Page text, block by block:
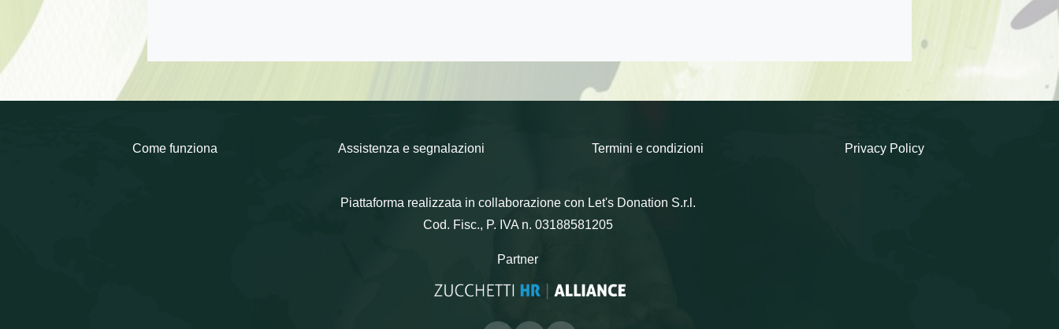
Come funziona Assistenza e segnalazioni Termini e condizioni Privacy Policy
Piattaforma realizzata in collaborazione con Let's Donation S.r.l.
Cod. Fisc., P. IVA n. 03188581205
Partner